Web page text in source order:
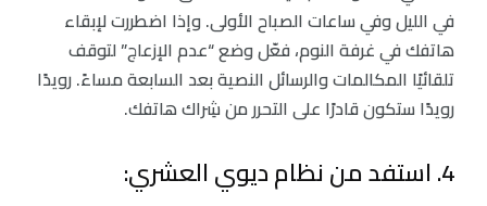
في الليل وفي ساعات الصباح الأولى. وإذا اضطررت لإبقاء
هاتفك في غرفة النوم، فعّل وضع “عدم الإزعاج” لتوقف
تلقائيًا المكالمات والرسائل النصية بعد السابعة مساءً. رويدًا
رويدًا ستكون قادرًا على التحرر من شِراك هاتفك.
4. استفد من نظام ديوي العشري: